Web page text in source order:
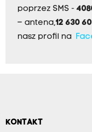
poprzez SMS -
– antena,12 630
nasz profil na
KONTAKT